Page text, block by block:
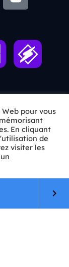
keyboard_arrow_right
pour vous
En cliquant
de
visiter les